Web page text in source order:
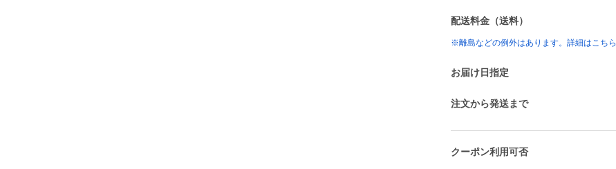
配送料金（送料）
※離島などの例外はあります。詳細はこちら
お届け日指定
注文から発送まで
クーポン利用可否